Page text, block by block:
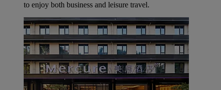
to enjoy both business and leisure travel.